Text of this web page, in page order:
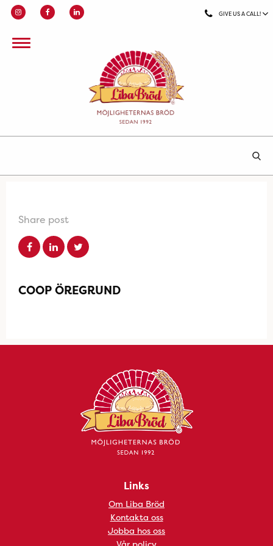
GIVE US A CALL!
Share post
COOP ÖREGRUND
Links
Om Liba Bröd
Kontakta oss
Jobba hos oss